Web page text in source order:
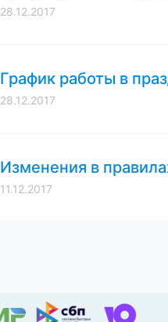
28.12.2017
График работы в
28.12.2017
Изменения в
11.12.2017